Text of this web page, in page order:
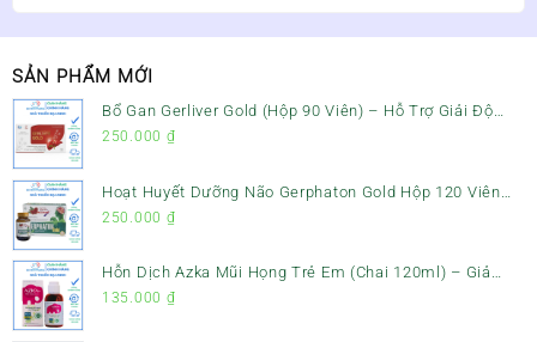
SẢN PHẨM MỚI
Bổ Gan Gerliver Gold (Hộp 90 Viên) – Hỗ Trợ Giải Độc
Gan, Mát Gan & Bảo Vệ Gan
250.000 ₫
Hoạt Huyết Dưỡng Não Gerphaton Gold Hộp 120 Viên
– Giảm Đau Đầu, Hoa Mắt, Chóng Mặt & Rối Loạn Tiền
250.000 ₫
Hỗn Dịch Azka Mũi Họng Trẻ Em (Chai 120ml) – Giảm
Ho, Tiêu Đờm & Đau Rát Họng
135.000 ₫